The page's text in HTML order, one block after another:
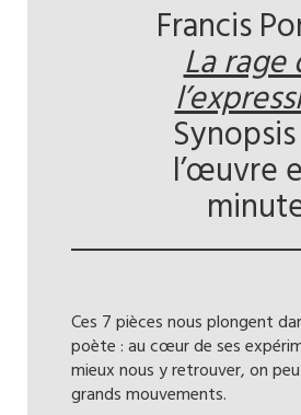
Francis
La rage
l’œuvre
Ces 7 pièces nous plongent
poète : au cœur de ses
mieux nous y retrouver, on
grands mouvements.